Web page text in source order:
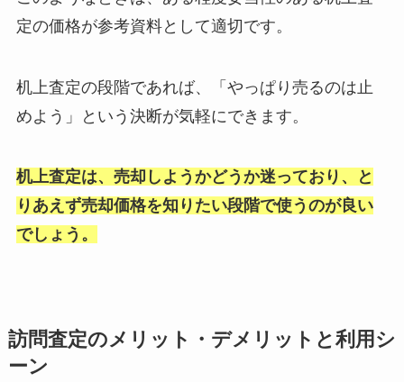
定の価格が参考資料として適切です。
机上査定の段階であれば、「やっぱり売るのは止
めよう」という決断が気軽にできます。
机上査定は、売却しようかどうか迷っており、と
りあえず売却価格を知りたい段階で使うのが良い
でしょう。
訪問査定のメリット・デメリットと利用シ
ーン